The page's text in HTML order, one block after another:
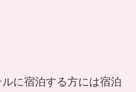
に宿泊する方には宿泊